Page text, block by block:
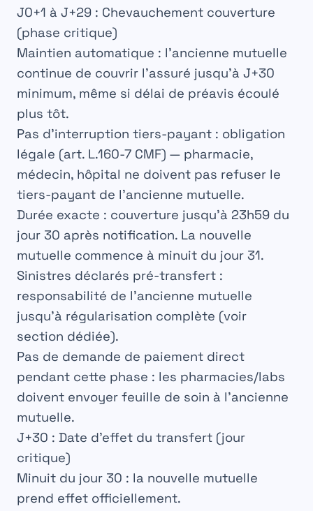
J0+1 à J+29 : Chevauchement couverture
(phase critique)
Maintien automatique : l’ancienne mutuelle
continue de couvrir l’assuré jusqu’à J+30
minimum, même si délai de préavis écoulé
plus tôt.
Pas d’interruption tiers-payant : obligation
légale (art. L.160-7 CMF) — pharmacie,
médecin, hôpital ne doivent pas refuser le
tiers-payant de l’ancienne mutuelle.
Durée exacte : couverture jusqu’à 23h59 du
jour 30 après notification. La nouvelle
mutuelle commence à minuit du jour 31.
Sinistres déclarés pré-transfert :
responsabilité de l’ancienne mutuelle
jusqu’à régularisation complète (voir
section dédiée).
Pas de demande de paiement direct
pendant cette phase : les pharmacies/labs
doivent envoyer feuille de soin à l’ancienne
mutuelle.
J+30 : Date d’effet du transfert (jour
critique)
Minuit du jour 30 : la nouvelle mutuelle
prend effet officiellement.